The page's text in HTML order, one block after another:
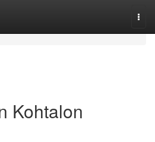
Kohtalon